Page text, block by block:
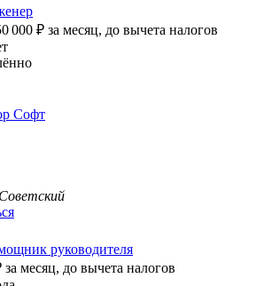
000 ₽ за месяц, до вычета налогов
Софт
руководителя
за месяц, до вычета налогов